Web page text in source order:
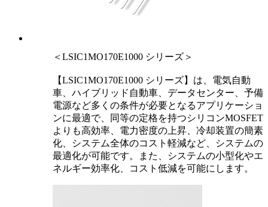
＜LSIC1MO170E1000 シリーズ＞
【LSIC1MO170E1000 シリーズ】は、電気自動
車、ハイブリッド自動車、データセンター、予備
電源など多くの条件が必要となるアプリケーショ
ンに最適で、同等の定格を持つシリコンMOSFET
よりも高効率、電力密度の上昇、冷却装置の簡素
化、システム全体のコスト軽減など、システムの
最適化が可能です。また、システムの小型化やエ
ネルギー効率化、コスト低減を可能にします。